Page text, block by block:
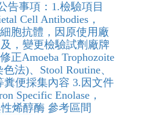
告事項：1.檢驗項目
Cell Antibodies，
胞抗體，因原使用廠
，變更檢驗試劑廠牌
正Amoeba Trophozoite
法)、Stool Routine、
糞便採集內容 3.因文件
Specific Enolase，
烯醇酶 參考區間